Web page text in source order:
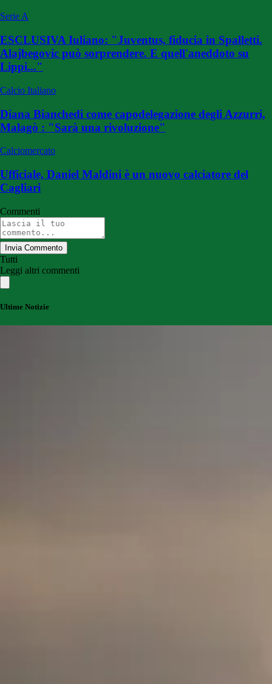
Serie A
ESCLUSIVA Iuliano: "Juventus, fiducia in Spalletti.
Alajbegovic può sorprendere. E quell'aneddoto su
Lippi..."
Calcio Italiano
Diana Bianchedi come capodelegazione degli Azzurri,
Malagò : "Sarà una rivoluzione"
Calciomercato
Ufficiale, Daniel Maldini è un nuovo calciatore del
Cagliari
Commenti
Invia Commento
Tutti
Leggi altri commenti
Ultime Notizie